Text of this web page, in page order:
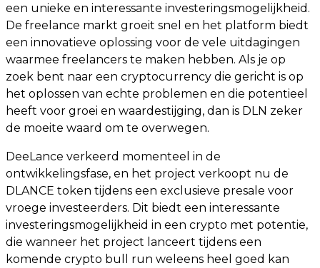
een unieke en interessante investeringsmogelijkheid.
De freelance markt groeit snel en het platform biedt
een innovatieve oplossing voor de vele uitdagingen
waarmee freelancers te maken hebben. Als je op
zoek bent naar een cryptocurrency die gericht is op
het oplossen van echte problemen en die potentieel
heeft voor groei en waardestijging, dan is DLN zeker
de moeite waard om te overwegen.
DeeLance verkeerd momenteel in de
ontwikkelingsfase, en het project verkoopt nu de
DLANCE token tijdens een exclusieve presale voor
vroege investeerders. Dit biedt een interessante
investeringsmogelijkheid in een crypto met potentie,
die wanneer het project lanceert tijdens een
komende crypto bull run weleens heel goed kan